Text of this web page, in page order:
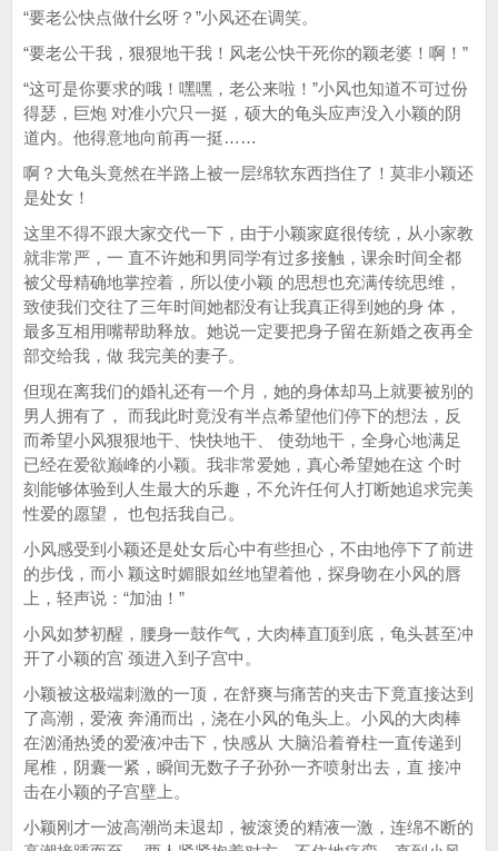
“要老公快点做什幺呀？”小风还在调笑。
“要老公干我，狠狠地干我！风老公快干死你的颖老婆！啊！”
“这可是你要求的哦！嘿嘿，老公来啦！”小风也知道不可过份
得瑟，巨炮 对准小穴只一挺，硕大的龟头应声没入小颖的阴
道内。他得意地向前再一挺……
啊？大龟头竟然在半路上被一层绵软东西挡住了！莫非小颖还
是处女！
这里不得不跟大家交代一下，由于小颖家庭很传统，从小家教
就非常严，一 直不许她和男同学有过多接触，课余时间全都
被父母精确地掌控着，所以使小颖 的思想也充满传统思维，
致使我们交往了三年时间她都没有让我真正得到她的身 体，
最多互相用嘴帮助释放。她说一定要把身子留在新婚之夜再全
部交给我，做 我完美的妻子。
但现在离我们的婚礼还有一个月，她的身体却马上就要被别的
男人拥有了， 而我此时竟没有半点希望他们停下的想法，反
而希望小风狠狠地干、快快地干、 使劲地干，全身心地满足
已经在爱欲巅峰的小颖。我非常爱她，真心希望她在这 个时
刻能够体验到人生最大的乐趣，不允许任何人打断她追求完美
性爱的愿望， 也包括我自己。
小风感受到小颖还是处女后心中有些担心，不由地停下了前进
的步伐，而小 颖这时媚眼如丝地望着他，探身吻在小风的唇
上，轻声说：“加油！”
小风如梦初醒，腰身一鼓作气，大肉棒直顶到底，龟头甚至冲
开了小颖的宫 颈进入到子宫中。
小颖被这极端刺激的一顶，在舒爽与痛苦的夹击下竟直接达到
了高潮，爱液 奔涌而出，浇在小风的龟头上。小风的大肉棒
在汹涌热烫的爱液冲击下，快感从 大脑沿着脊柱一直传递到
尾椎，阴囊一紧，瞬间无数子子孙孙一齐喷射出去，直 接冲
击在小颖的子宫壁上。
小颖刚才一波高潮尚未退却，被滚烫的精液一激，连绵不断的